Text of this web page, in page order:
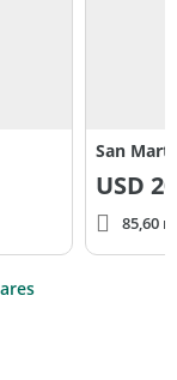
San
USD
85,60